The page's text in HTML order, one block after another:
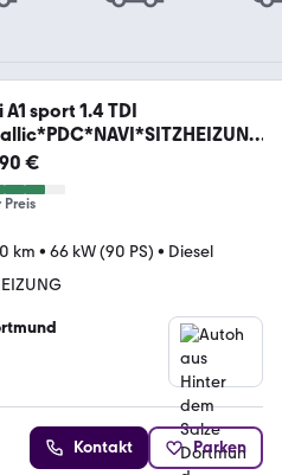
sport 1.4 TDI
€
Preis
km • 66 kW (90 PS) • Diesel
Kontakt Parken